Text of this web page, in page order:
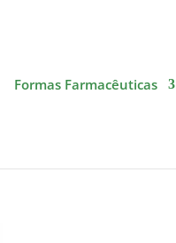
Formas Farmacêuticas